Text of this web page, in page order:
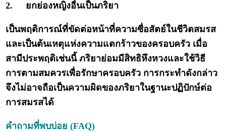
2. ยกย่องหญิงอื่นเป็นภริยา
เป็นพฤติการณ์ที่ขัดต่อหน้าที่ความซื่อสัตย์ในชีวิตสมรส
และเป็นต้นเหตุแห่งความแตกร้าวของครอบครัว เมื่อ
สามีประพฤติเช่นนี้ ภริยาย่อมมีสิทธิหึงหวงและใช้วิธี
การตามสมควรเพื่อรักษาครอบครัว การกระทำดังกล่าว
จึงไม่อาจถือเป็นความผิดของภริยาในฐานะปฏิปักษ์ต่อ
การสมรสได้
คำถามที่พบบ่อย (FAQ)